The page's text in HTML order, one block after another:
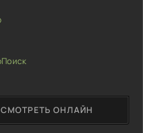
СМОТРЕТЬ ОНЛАЙН